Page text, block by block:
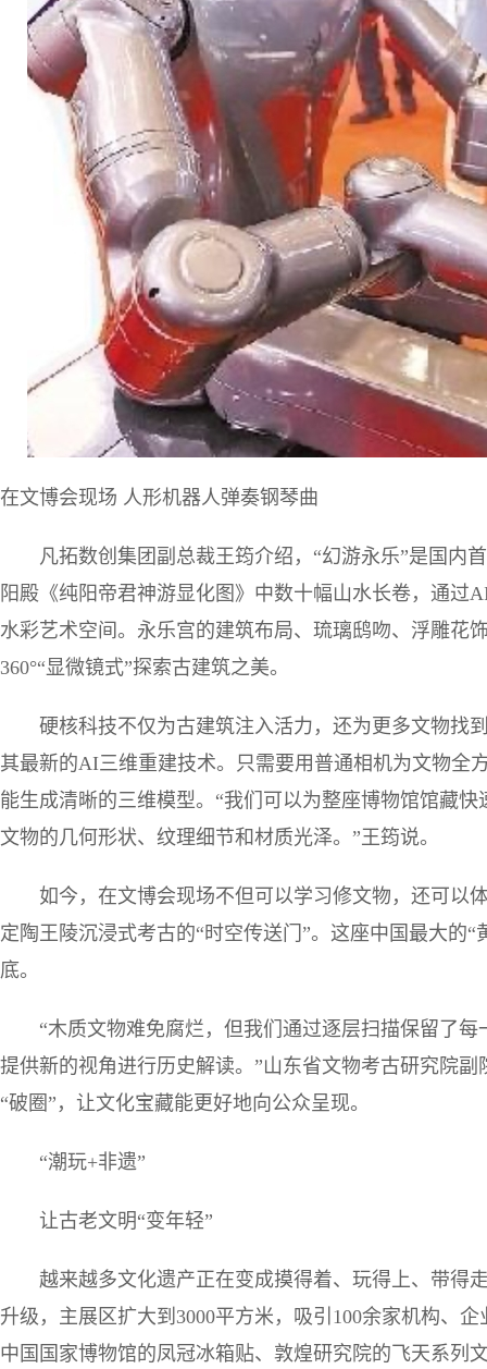
在文博会现场 人形机器人弹奏钢琴曲
凡拓数创集团副总裁王筠介绍，“幻游永乐”是国内
阳殿《纯阳帝君神游显化图》中数十幅山水长卷，通过
水彩艺术空间。永乐宫的建筑布局、琉璃鸱吻、浮雕花
360°“显微镜式”探索古建筑之美。
硬核科技不仅为古建筑注入活力，还为更多文物找
其最新的AI三维重建技术。只需要用普通相机为文物全
能生成清晰的三维模型。“我们可以为整座博物馆馆藏
文物的几何形状、纹理细节和材质光泽。”王筠说。
如今，在文博会现场不但可以学习修文物，还可以
定陶王陵沉浸式考古的“时空传送门”。这座中国最大的
底。
“木质文物难免腐烂，但我们通过逐层扫描保留了
提供新的视角进行历史解读。”山东省文物考古研究院
“破圈”，让文化宝藏能更好地向公众呈现。
“潮玩+非遗”
让古老文明“变年轻”
越来越多文化遗产正在变成摸得着、玩得上、带得
升级，主展区扩大到3000平方米，吸引100余家机构、
中国国家博物馆的凤冠冰箱贴、敦煌研究院的飞天系列